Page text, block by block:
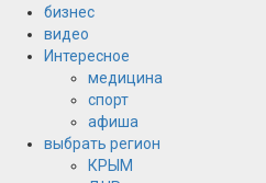
бизнес
видео
Интересное
медицина
спорт
афиша
выбрать регион
КРЫМ